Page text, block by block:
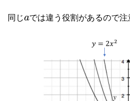
同じaでは違う役割があるので注